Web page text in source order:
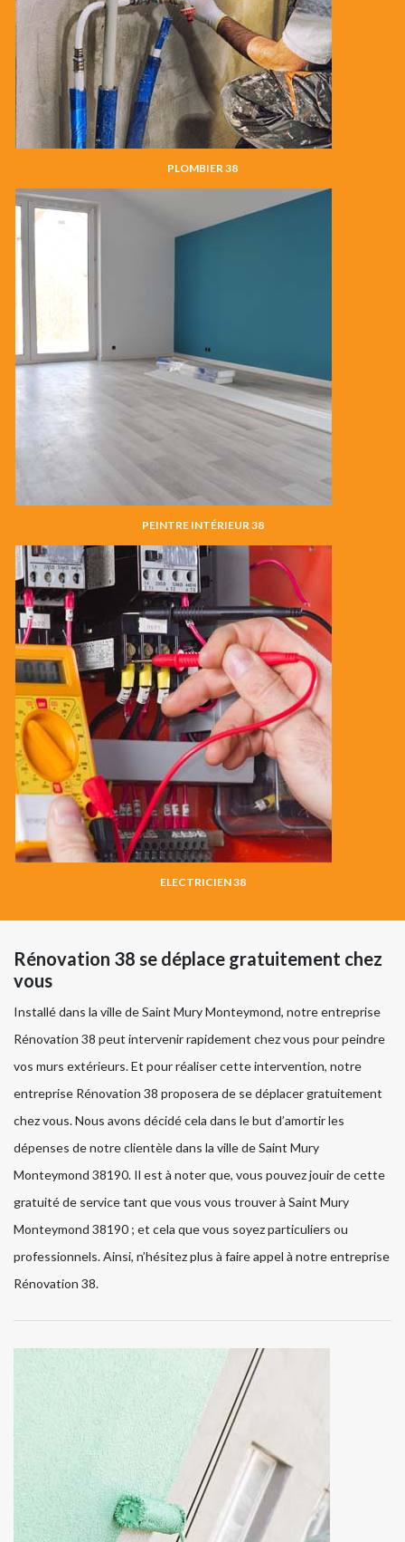
PLOMBIER 38
PEINTRE INTÉRIEUR 38
ELECTRICIEN 38
Rénovation 38 se déplace gratuitement chez
vous
Installé dans la ville de Saint Mury Monteymond, notre entreprise
Rénovation 38 peut intervenir rapidement chez vous pour peindre
vos murs extérieurs. Et pour réaliser cette intervention, notre
entreprise Rénovation 38 proposera de se déplacer gratuitement
chez vous. Nous avons décidé cela dans le but d’amortir les
dépenses de notre clientèle dans la ville de Saint Mury
Monteymond 38190. Il est à noter que, vous pouvez jouir de cette
gratuité de service tant que vous vous trouver à Saint Mury
Monteymond 38190 ; et cela que vous soyez particuliers ou
professionnels. Ainsi, n’hésitez plus à faire appel à notre entreprise
Rénovation 38.